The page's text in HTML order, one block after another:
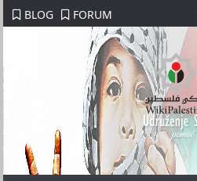
BLOG FORUM